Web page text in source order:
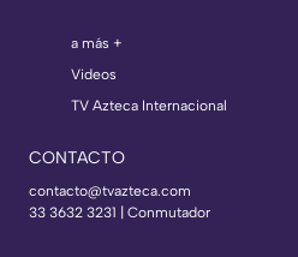
a más +
Videos
TV Azteca Internacional
CONTACTO
contacto@tvazteca.com
33 3632 3231 | Conmutador